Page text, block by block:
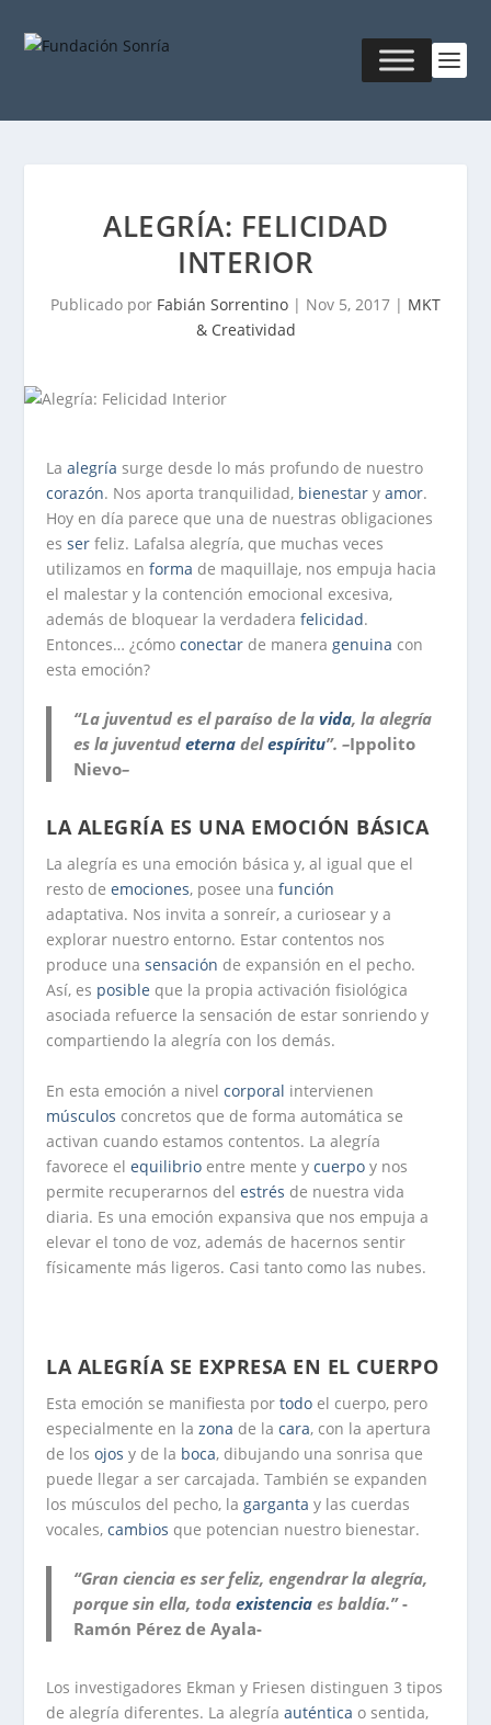
ALEGRÍA: FELICIDAD
INTERIOR
Publicado por Fabián Sorrentino | Nov 5, 2017 | MKT
& Creatividad
La alegría surge desde lo más profundo de nuestro
corazón. Nos aporta tranquilidad, bienestar yamor.
Hoy en día parece que una de nuestras obligaciones
esser feliz. Lafalsa alegría, que muchas veces
utilizamos enforma de maquillaje, nos empuja hacia
el malestar y la contención emocional excesiva,
además de bloquear la verdaderafelicidad.
Entonces… ¿cómoconectar de maneragenuina con
esta emoción?
“La juventud es el paraíso de lavida, la alegría
es la juventudeterna delespíritu”.–Ippolito
Nievo–
LA ALEGRÍA ES UNA EMOCIÓN BÁSICA
La alegría es una emoción básica y, al igual que el
resto deemociones, posee unafunción
adaptativa. Nos invita a sonreír, a curiosear y a
explorar nuestro entorno. Estar contentos nos
produce unasensación de expansión en el pecho.
Así, es posible que la propia activación fisiológica
asociada refuerce la sensación de estar sonriendo y
compartiendo la alegría con los demás.
En esta emoción a nivelcorporal intervienen
músculos concretos que de forma automática se
activan cuando estamos contentos. La alegría
favorece elequilibrio entre mente ycuerpo y nos
permite recuperarnos delestrés de nuestra vida
diaria. Es una emoción expansiva que nos empuja a
elevar el tono de voz, además de hacernos sentir
físicamente más ligeros. Casi tanto como las nubes.
LA ALEGRÍA SE EXPRESA EN EL CUERPO
Esta emoción se manifiesta portodo el cuerpo, pero
especialmente en lazona de lacara, con la apertura
de losojos y de la boca, dibujando una sonrisa que
puede llegar a ser carcajada. También se expanden
los músculos del pecho, la garganta y las cuerdas
vocales,cambios que potencian nuestro bienestar.
“Gran ciencia es ser feliz, engendrar la alegría,
porque sin ella, todaexistencia es baldía.”-
Ramón Pérez de Ayala-
Los investigadores Ekman y Friesen distinguen 3 tipos
de alegría diferentes. La alegríaauténtica o sentida,